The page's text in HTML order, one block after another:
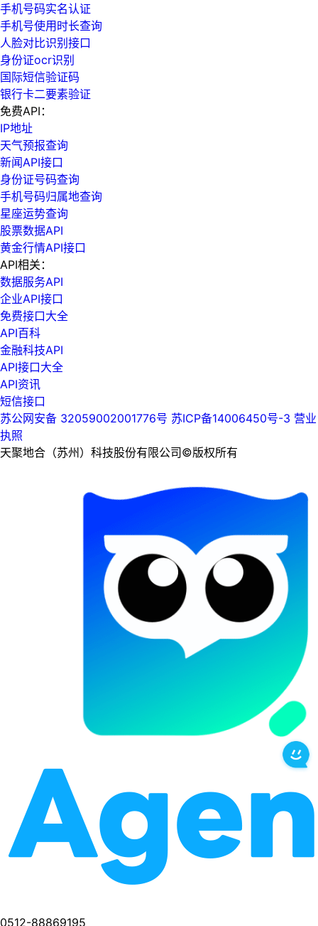
手机号码实名认证
手机号使用时长查询
人脸对比识别接口
身份证ocr识别
国际短信验证码
银行卡二要素验证
免费API：
IP地址
天气预报查询
新闻API接口
身份证号码查询
手机号码归属地查询
星座运势查询
股票数据API
黄金行情API接口
API相关：
数据服务API
企业API接口
免费接口大全
API百科
金融科技API
API接口大全
API资讯
短信接口
苏公网安备 32059002001776号 苏ICP备14006450号-3 营业
执照
天聚地合（苏州）科技股份有限公司©版权所有
0512-88869195